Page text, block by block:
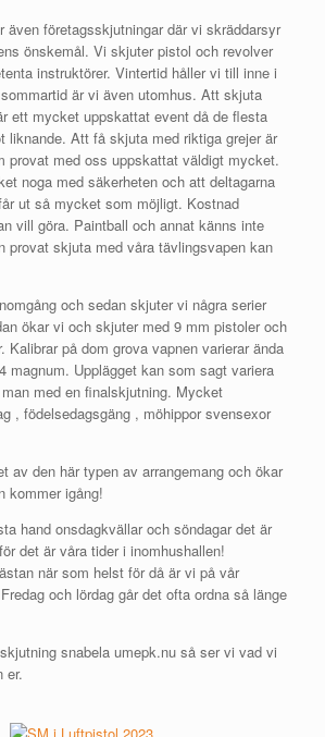
även företagsskjutningar där vi skräddarsyr
önskemål. Vi skjuter pistol och revolver
instruktörer. Vintertid håller vi till inne i
är vi även utomhus. Att skjuta
ett mycket uppskattat event då de flesta
liknande. Att få skjuta med riktiga grejer är
provat med oss uppskattat väldigt mycket.
noga med säkerheten och att deltagarna
ut så mycket som möjligt. Kostnad
vill göra. Paintball och annat känns inte
provat skjuta med våra tävlingsvapen kan
och sedan skjuter vi några serier
ökar vi och skjuter med 9 mm pistoler och
Kalibrar på dom grova vapnen varierar ända
magnum. Upplägget kan som sagt variera
med en finalskjutning. Mycket
, födelsedagsgäng , möhippor svensexor
av den här typen av arrangemang och ökar
kommer igång!
hand onsdagkvällar och söndagar det är
det är våra tider i inomhushallen!
när som helst för då är vi på vår
och lördag går det ofta ordna så länge
snabela umepk.nu så ser vi vad vi
er.